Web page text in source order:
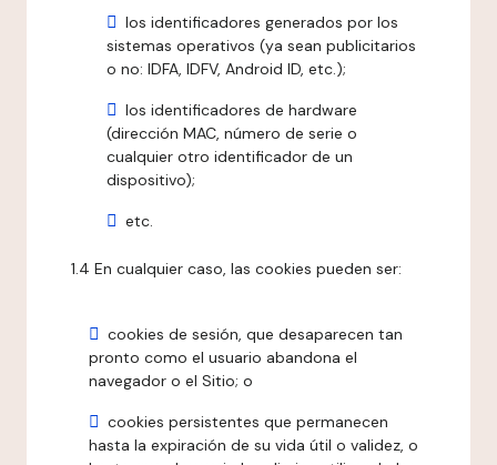
los identificadores generados por los
sistemas operativos (ya sean publicitarios
o no: IDFA, IDFV, Android ID, etc.);
los identificadores de hardware
(dirección MAC, número de serie o
cualquier otro identificador de un
dispositivo);
etc.
1.4 En cualquier caso, las cookies pueden ser:
cookies de sesión, que desaparecen tan
pronto como el usuario abandona el
navegador o el Sitio; o
cookies persistentes que permanecen
hasta la expiración de su vida útil o validez, o